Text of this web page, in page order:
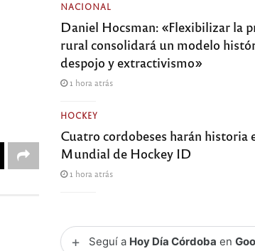
NACIONAL
Daniel Hocsman: «Flexibilizar la
rural consolidará un modelo
despojo y extractivismo»
1 hora atrás
HOCKEY
Cuatro cordobeses harán historia
Mundial de Hockey ID
1 hora atrás
+ Seguí a Hoy Día Córdoba en